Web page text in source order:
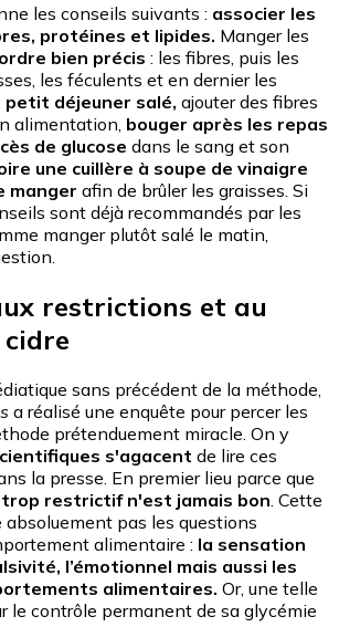
les conseils suivants : associer les
protéines et lipides. Manger les
bien précis : les fibres, puis les
les féculents et en dernier les
petit déjeuner salé, ajouter des fibres
alimentation, bouger après les repas
de glucose dans le sang et son
une cuillère à soupe de vinaigre
manger afin de brûler les graisses. Si
sont déjà recommandés par les
manger plutôt salé le matin,
restrictions et au
sans précédent de la méthode,
a réalisé une enquête pour percer les
prétenduement miracle. On y
s'agacent de lire ces
la presse. En premier lieu parce que
trop restrictif n'est jamais bon . Cette
pas les questions
alimentaire : la sensation
l’émotionnel mais aussi les
alimentaires. Or, une telle
le contrôle permanent de sa glycémie